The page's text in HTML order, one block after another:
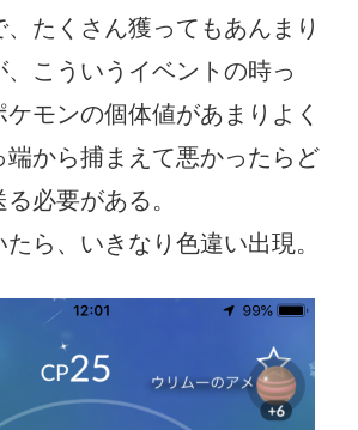
たくさん獲ってもあんまり
こういうイベントの時っ
モンの個体値があまりよく
端から捕まえて悪かったらど
必要がある。
ら、いきなり色違い出現。